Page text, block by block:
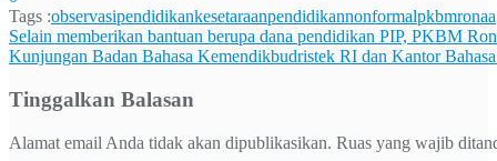
Tags :observasipendidikankesetaraanpendidikannonformalpkbmronaa
Navigasi
pos
Selain memberikan bantuan berupa dana pendidikan PIP, PKBM
Kunjungan Badan Bahasa Kemendikbudristek RI dan Kantor
Tinggalkan Balasan
Alamat email Anda tidak akan dipublikasikan. Ruas yang wajib